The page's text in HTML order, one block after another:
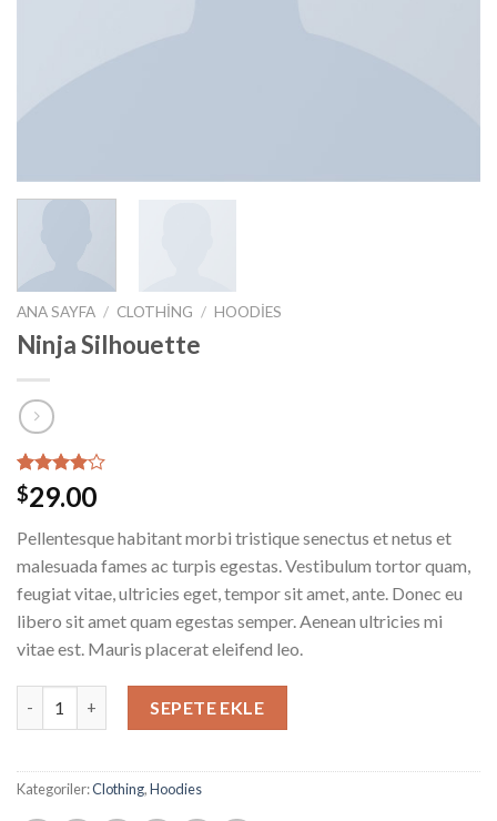
ANA SAYFA / CLOTHING / HOODIES
Ninja Silhouette
5
müşteri
puanına
5
üzerinden
4.00
puan aldı
$29.00
Pellentesque habitant morbi tristique senectus et netus et
malesuada fames ac turpis egestas. Vestibulum tortor quam,
feugiat vitae, ultricies eget, tempor sit amet, ante. Donec eu
libero sit amet quam egestas semper. Aenean ultricies mi
vitae est. Mauris placerat eleifend leo.
SEPETE EKLE
Kategoriler:Clothing,Hoodies